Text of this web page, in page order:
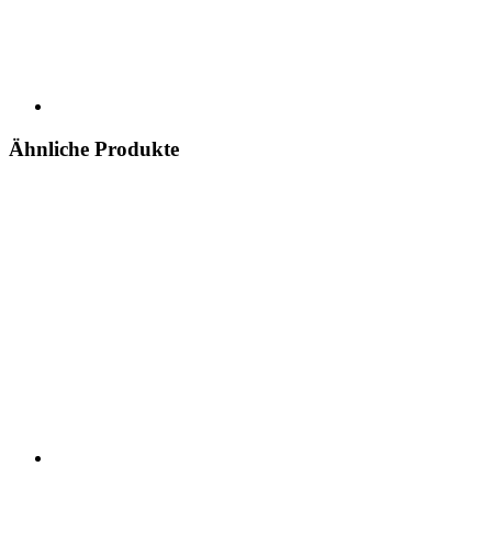
Ähnliche Produkte